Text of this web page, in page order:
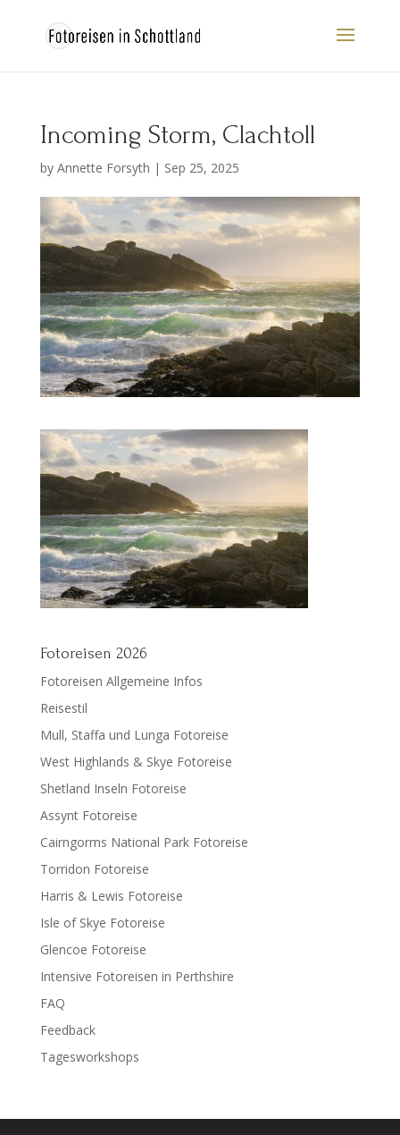
Incoming Storm, Clachtoll
by Annette Forsyth | Sep 25, 2025
Fotoreisen 2026
Fotoreisen Allgemeine Infos
Reisestil
Mull, Staffa und Lunga Fotoreise
West Highlands & Skye Fotoreise
Shetland Inseln Fotoreise
Assynt Fotoreise
Cairngorms National Park Fotoreise
Torridon Fotoreise
Harris & Lewis Fotoreise
Isle of Skye Fotoreise
Glencoe Fotoreise
Intensive Fotoreisen in Perthshire
FAQ
Feedback
Tagesworkshops